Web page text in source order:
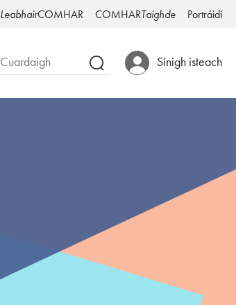
LeabhairCOMHAR COMHARTaighde Portráidí
Sínigh isteach